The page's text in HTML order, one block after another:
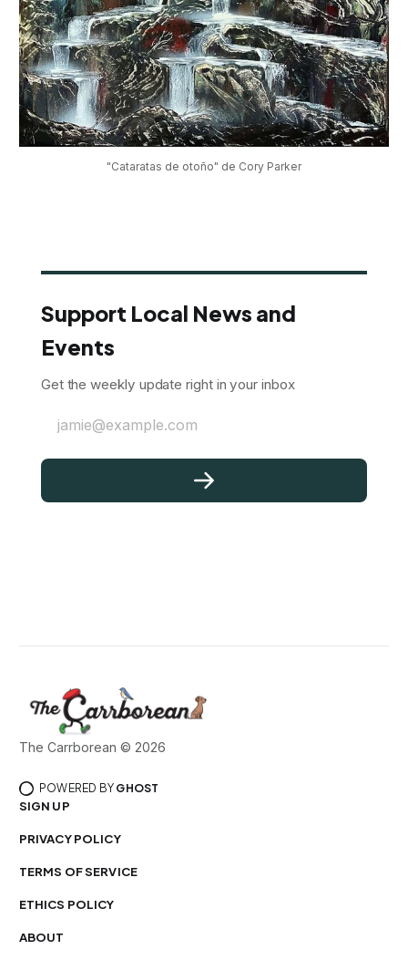
"Cataratas de otoño" de Cory Parker
Support Local News and
Events
Get the weekly update right in your inbox
jamie@example.com
The Carrborean © 2026
POWERED BY GHOST
SIGN UP
PRIVACY POLICY
TERMS OF SERVICE
ETHICS POLICY
ABOUT